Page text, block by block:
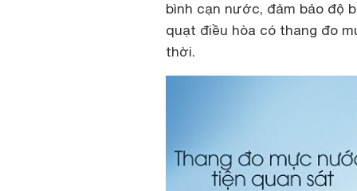
bình cạn nước, đảm bảo độ
quạt điều hòa có thang đo
thời.